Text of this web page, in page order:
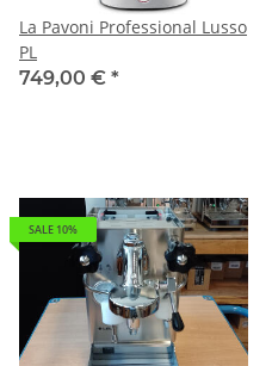
La Pavoni Professional Lusso
PL
749,00 € *
SALE 10%